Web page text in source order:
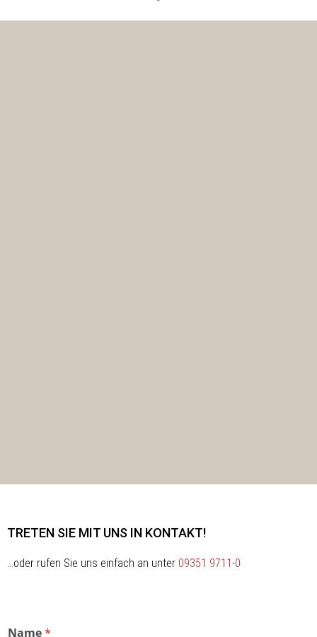
TRETEN SIE MIT UNS IN KONTAKT!
…oder rufen Sie uns einfach an unter 09351 9711-0
Name*